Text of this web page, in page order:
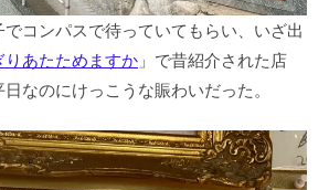
コンパスで待っていてもらい、いざ出
りあたためますか 」で昔紹介された店
なのにけっこうな賑わいだった。